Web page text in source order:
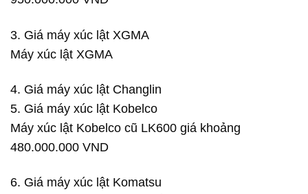
3. Giá máy xúc lật XGMA
Máy xúc lật XGMA
4. Giá máy xúc lật Changlin
5. Giá máy xúc lật Kobelco
Máy xúc lật Kobelco cũ LK600 giá khoảng
480.000.000 VND
6. Giá máy xúc lật Komatsu